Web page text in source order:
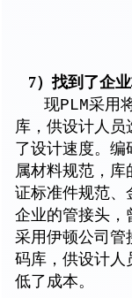
7）找到了企
现PLM采用将
库，供设计人员
了设计速度。
属材料规范，库
证标准件规范、
企业的管接头
采用伊顿公司管
码库，供设计人
低了成本。